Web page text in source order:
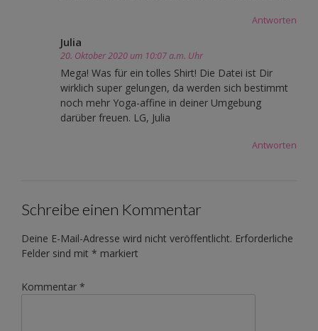
Antworten
Julia
20. Oktober 2020 um 10:07 a.m. Uhr
Mega! Was für ein tolles Shirt! Die Datei ist Dir
wirklich super gelungen, da werden sich bestimmt
noch mehr Yoga-affine in deiner Umgebung
darüber freuen. LG, Julia
Antworten
Schreibe einen Kommentar
Deine E-Mail-Adresse wird nicht veröffentlicht. Erforderliche
Felder sind mit * markiert
Kommentar *